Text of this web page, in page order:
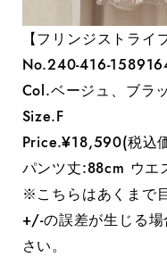
【フリンジストライ
No.240-416-
Col.ベージュ、ブラ
Size.F
Price.¥18,590(税込
パンツ丈:88cm ウエ
※こちらはあくまで
+/-の誤差が生じる
さい。